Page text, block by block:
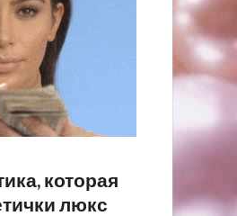
которая
люкс